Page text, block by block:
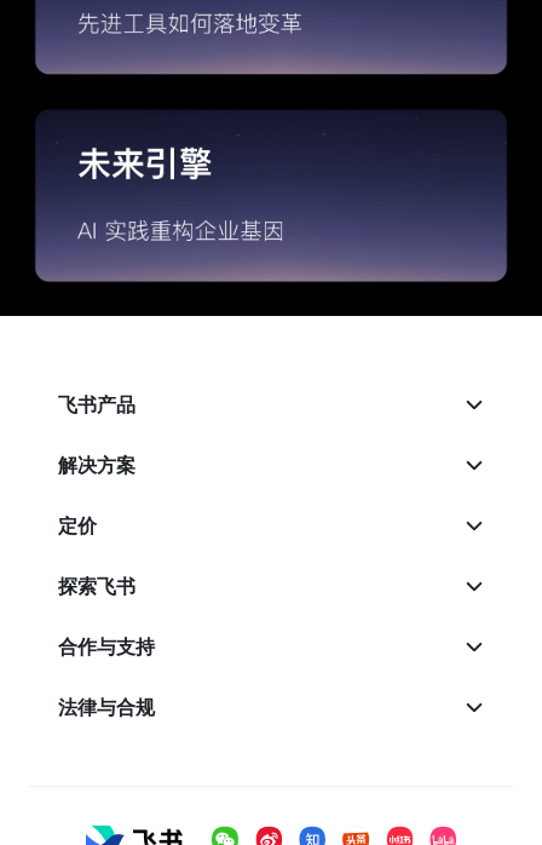
飞书产品
解决方案
定价
探索飞书
合作与支持
法律与合规